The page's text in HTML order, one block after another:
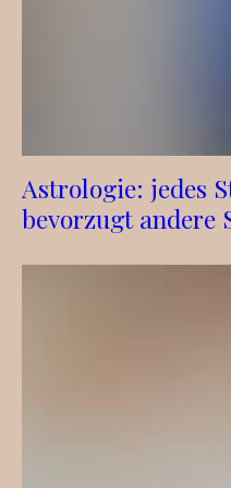
Astrologie: jedes
bevorzugt andere